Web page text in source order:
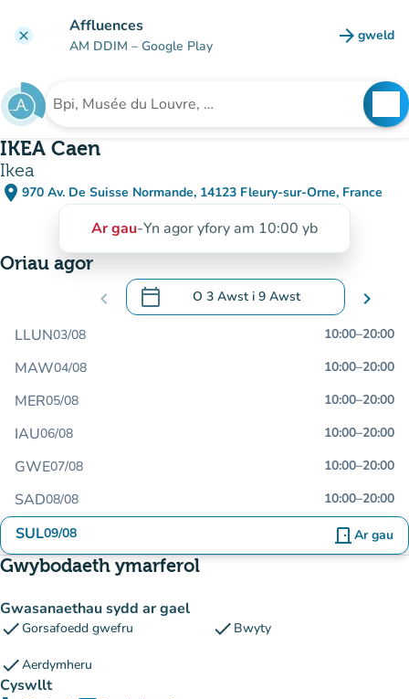
clear Affluences
AM DDIM – Google Play arrow_forward gweld
(tab
Chwilio am sefydliad
IKEA Caen
Ikea
place 970 Av. De Suisse Normande, 14123 Fleury-sur-Orne, France
(agor yn Google Maps)
(tab newydd)
Ar gau-Yn agor yfory am 10:00 yb
Oriau agor
chevron_left calendar_today O 3 Awst i 9 Awst
.Agor y calendr i newid dyddiadau chevron_right
LLUN03/08 10:00–20:00
MAW04/08 10:00–20:00
MER05/08 10:00–20:00
IAU06/08 10:00–20:00
GWE07/08 10:00–20:00
SAD08/08 10:00–20:00
SUL09/08 door_front Ar gau
Gwybodaeth ymarferol
Gwasanaethau sydd ar gael
checkGorsafoedd gwefru check Bwyty
checkAerdymheru
Cyswllt